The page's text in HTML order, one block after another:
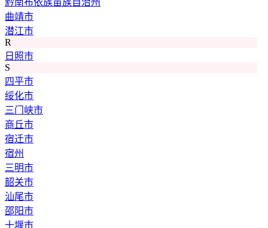
黔南布依族苗族自治州
曲靖市
潜江市
R
日照市
S
四平市
绥化市
三门峡市
商丘市
宿迁市
宿州
三明市
韶关市
汕尾市
邵阳市
十堰市